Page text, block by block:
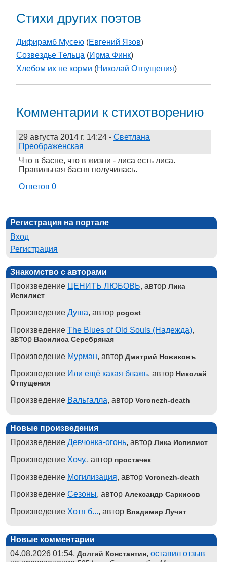
Стихи других поэтов
Дифирамб Мусею (Евгений Язов)
Созвездье Тельца (Ирма Финк)
Хлебом их не корми (Николай Отпущения)
Комментарии к стихотворению
29 августа 2014 г. 14:24 - Светлана
Преображенская
Что в басне, что в жизни - лиса есть лиса.
Правильная басня получилась.
Ответов 0
Регистрация на портале
Вход
Регистрация
Знакомство с авторами
Произведение ЦЕНИТЬ ЛЮБОВЬ, автор Лика
Испилист
Произведение Душа, автор pogost
Произведение The Blues of Old Souls (Надежда),
автор Василиса Серебряная
Произведение Мурман, автор Дмитрий Новиковъ
Произведение Или ещё какая блажь, автор Николай
Отпущения
Произведение Вальгалла, автор Voronezh-death
Новые произведения
Произведение Девчонка-огонь, автор Лика Испилист
Произведение Хочу., автор простачек
Произведение Могилизация, автор Voronezh-death
Произведение Сезоны, автор Александр Саркисов
Произведение Хотя б..., автор Владимир Лучит
Новые комментарии
04.08.2026 01:54, Долгий Константин, оставил отзыв